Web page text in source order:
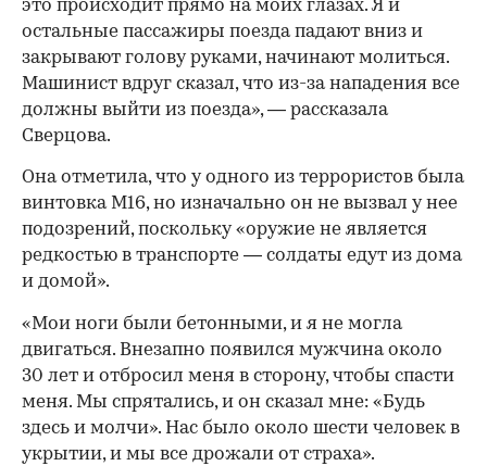
это происходит прямо на моих глазах. Я и
остальные пассажиры поезда падают вниз и
закрывают голову руками, начинают молиться.
Машинист вдруг сказал, что из-за нападения все
должны выйти из поезда», — рассказала
Сверцова.
Она отметила, что у одного из террористов была
винтовка М16, но изначально он не вызвал у нее
подозрений, поскольку «оружие не является
редкостью в транспорте — солдаты едут из дома
и домой».
«Мои ноги были бетонными, и я не могла
двигаться. Внезапно появился мужчина около
30 лет и отбросил меня в сторону, чтобы спасти
меня. Мы спрятались, и он сказал мне: «Будь
здесь и молчи». Нас было около шести человек в
укрытии, и мы все дрожали от страха».